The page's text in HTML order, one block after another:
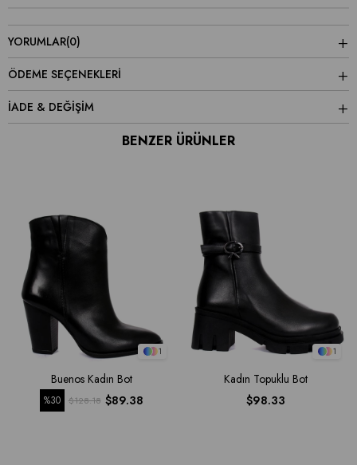
YORUMLAR(0)
ÖDEME SEÇENEKLERI
İADE & DEĞİŞİM
BENZER ÜRÜNLER
1
Buenos Kadın Bot
$89.38
$128.18
%30
1
Kadın Topuklu Bot
$98.33